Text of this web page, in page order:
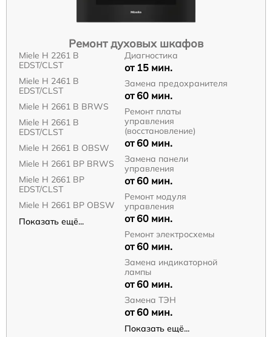
Ремонт духовых шкафов
Miele H 2261 B
EDST/CLST
Miele H 2461 B
EDST/CLST
Miele H 2661 B BRWS
Miele H 2661 B
EDST/CLST
Miele H 2661 B OBSW
Miele H 2661 BP BRWS
Miele H 2661 BP
EDST/CLST
Miele H 2661 BP OBSW
Показать ещё...
Диагностика
от 15 мин.
Замена предохранителя
от 60 мин.
Ремонт платы
управления
(восстановление)
от 60 мин.
Замена панели
управления
от 60 мин.
Ремонт модуля
управления
от 60 мин.
Ремонт электросхемы
от 60 мин.
Замена индикаторной
лампы
от 60 мин.
Замена ТЭН
от 60 мин.
Показать ещё...